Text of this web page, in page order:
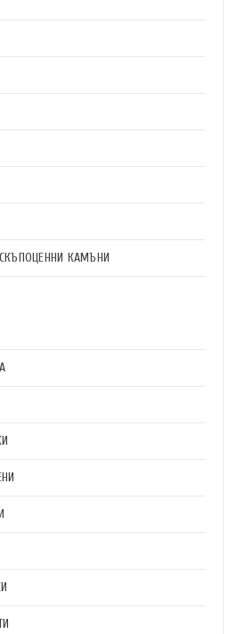
КАМЪНИ